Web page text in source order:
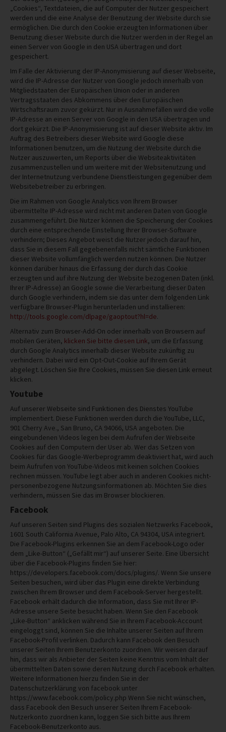
„Cookies“, Textdateien, die auf Computer der Nutzer gespeichert
werden und die eine Analyse der Benutzung der Website durch sie
ermöglichen. Die durch den Cookie erzeugten Informationen über
Benutzung dieser Website durch die Nutzer werden in der Regel an
einen Server von Google in den USA übertragen und dort
gespeichert.
Im Falle der Aktivierung der IP-Anonymisierung auf dieser Webseite,
wird die IP-Adresse der Nutzer von Google jedoch innerhalb von
Mitgliedstaaten der Europäischen Union oder in anderen
Vertragsstaaten des Abkommens über den Europäischen
Wirtschaftsraum zuvor gekürzt. Nur in Ausnahmefällen wird die volle
IP-Adresse an einen Server von Google in den USA übertragen und
dort gekürzt. Die IP-Anonymisierung ist auf dieser Website aktiv. Im
Auftrag des Betreibers dieser Website wird Google diese
Informationen benutzen, um die Nutzung der Website durch die
Nutzer auszuwerten, um Reports über die Websiteaktivitäten
zusammenzustellen und um weitere mit der Websitenutzung und
der Internetnutzung verbundene Dienstleistungen gegenüber dem
Websitebetreiber zu erbringen.
Die im Rahmen von Google Analytics von Ihrem Browser
übermittelte IP-Adresse wird nicht mit anderen Daten von Google
zusammengeführt. Die Nutzer können die Speicherung der Cookies
durch eine entsprechende Einstellung Ihrer Browser-Software
verhindern; Dieses Angebot weist die Nutzer jedoch darauf hin,
dass Sie in diesem Fall gegebenenfalls nicht sämtliche Funktionen
dieser Website vollumfänglich werden nutzen können. Die Nutzer
können darüber hinaus die Erfassung der durch das Cookie
erzeugten und auf ihre Nutzung der Website bezogenen Daten (inkl.
Ihrer IP-Adresse) an Google sowie die Verarbeitung dieser Daten
durch Google verhindern, indem sie das unter dem folgenden Link
verfügbare Browser-Plugin herunterladen und installieren:
http://tools.google.com/dlpage/gaoptout?hl=de.
Alternativ zum Browser-Add-On oder innerhalb von Browsern auf
mobilen Geräten, klicken Sie bitte diesen Link, um die Erfassung
durch Google Analytics innerhalb dieser Website zukünftig zu
verhindern. Dabei wird ein Opt-Out-Cookie auf Ihrem Gerät
abgelegt. Löschen Sie Ihre Cookies, müssen Sie diesen Link erneut
klicken.
Youtube
Auf unserer Webseite sind Funktionen des Dienstes YouTube
implementiert. Diese Funktionen werden durch die YouTube, LLC,
901 Cherry Ave., San Bruno, CA 94066, USA angeboten. Die
eingebundenen Videos legen bei dem Aufrufen der Webseite
Cookies auf den Computern der User ab. Wer das Setzen von
Cookies für das Google-Werbeprogramm deaktiviert hat, wird auch
beim Aufrufen von YouTube-Videos mit keinen solchen Cookies
rechnen müssen. YouTube legt aber auch in anderen Cookies nicht-
personenbezogene Nutzungsinformationen ab. Möchten Sie dies
verhindern, müssen Sie das im Browser blockieren.
Facebook
Auf unseren Seiten sind Plugins des sozialen Netzwerks Facebook,
1601 South California Avenue, Palo Alto, CA 94304, USA integriert.
Die Facebook-Plugins erkennen Sie an dem Facebook-Logo oder
dem „Like-Button“ („Gefällt mir“) auf unserer Seite. Eine Übersicht
über die Facebook-Plugins finden Sie hier:
https://developers.facebook.com/docs/plugins/. Wenn Sie unsere
Seiten besuchen, wird über das Plugin eine direkte Verbindung
zwischen Ihrem Browser und dem Facebook-Server hergestellt.
Facebook erhält dadurch die Information, dass Sie mit Ihrer IP-
Adresse unsere Seite besucht haben. Wenn Sie den Facebook
„Like-Button“ anklicken während Sie in Ihrem Facebook-Account
eingeloggt sind, können Sie die Inhalte unserer Seiten auf Ihrem
Facebook-Profil verlinken. Dadurch kann Facebook den Besuch
unserer Seiten Ihrem Benutzerkonto zuordnen. Wir weisen darauf
hin, dass wir als Anbieter der Seiten keine Kenntnis vom Inhalt der
übermittelten Daten sowie deren Nutzung durch Facebook erhalten.
Weitere Informationen hierzu finden Sie in der
Datenschutzerklärung von facebook unter
https://www.facebook.com/policy.php Wenn Sie nicht wünschen,
dass Facebook den Besuch unserer Seiten Ihrem Facebook-
Nutzerkonto zuordnen kann, loggen Sie sich bitte aus Ihrem
Facebook-Benutzerkonto aus.